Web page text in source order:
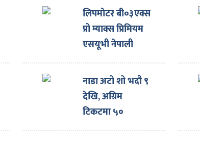
लिपमोटर बी०३एक्स
प्रो म्याक्स प्रिमियम
एसयूभी नेपाली
बजारमा, मूल्य कति
?
नाडा अटो शो भदौ ९
देखि, अग्रिम
टिकटमा ५०
प्रतिशतसम्म छुट